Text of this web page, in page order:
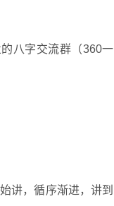
八字交流群（360一
讲，循序渐进，讲到